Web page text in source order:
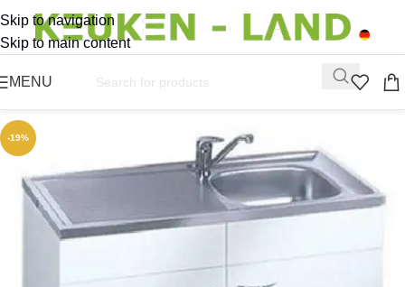
Skip to navigation
Skip to main content
MENU
-19%